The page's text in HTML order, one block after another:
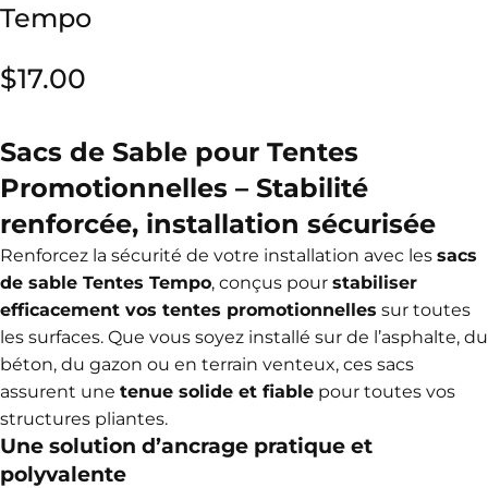
Tempo
$17.00
Sacs de Sable pour Tentes
Promotionnelles – Stabilité
renforcée, installation sécurisée
Renforcez la sécurité de votre installation avec les sacs
de sable Tentes Tempo, conçus pour stabiliser
efficacement vos tentes promotionnelles sur toutes
les surfaces. Que vous soyez installé sur de l’asphalte, du
béton, du gazon ou en terrain venteux, ces sacs
assurent une tenue solide et fiable pour toutes vos
structures pliantes.
Une solution d’ancrage pratique et
polyvalente